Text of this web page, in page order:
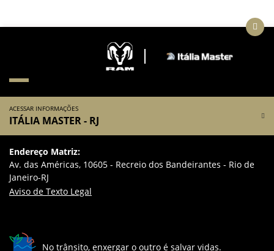
ACESSAR INFORMAÇÕES
ITÁLIA MASTER - RJ
Endereço Matriz:
Av. das Américas, 10605 - Recreio dos Bandeirantes - Rio de
Janeiro-RJ
Aviso de Texto Legal
No trânsito, enxergar o outro é salvar vidas.